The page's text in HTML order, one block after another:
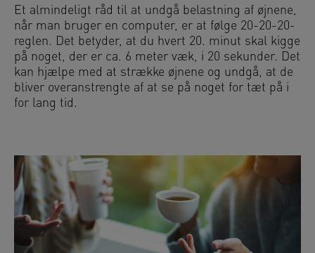
Et almindeligt råd til at undgå belastning af øjnene,
når man bruger en computer, er at følge 20-20-20-
reglen. Det betyder, at du hvert 20. minut skal kigge
på noget, der er ca. 6 meter væk, i 20 sekunder. Det
kan hjælpe med at strække øjnene og undgå, at de
bliver overanstrengte af at se på noget for tæt på i
for lang tid.